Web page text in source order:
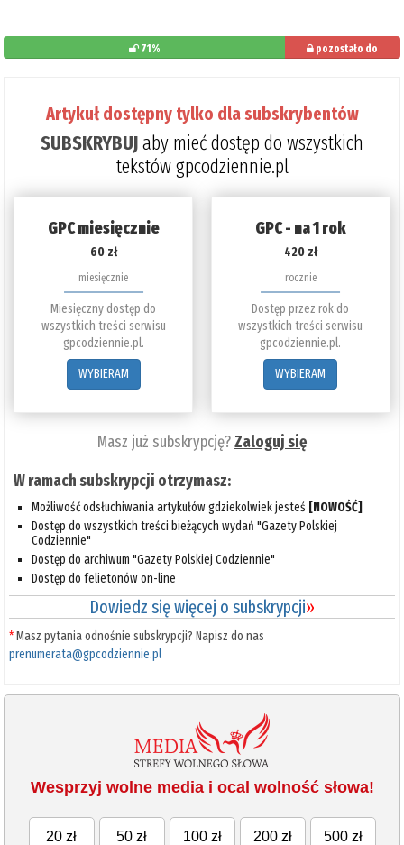
71%
pozostało do
Artykuł dostępny tylko dla subskrybentów
SUBSKRYBUJaby mieć dostęp do wszystkich
tekstów gpcodziennie.pl
GPC miesięcznie
60 zł
miesięcznie
Miesięczny dostęp do
wszystkich treści serwisu
gpcodziennie.pl.
WYBIERAM
GPC - na 1 rok
420 zł
rocznie
Dostęp przez rok do
wszystkich treści serwisu
gpcodziennie.pl.
WYBIERAM
Masz już subskrypcję?Zaloguj się
W ramach subskrypcji otrzymasz:
Możliwość odsłuchiwania artykułów gdziekolwiek jesteś [NOWOŚĆ]
Dostęp do wszystkich treści bieżących wydań "Gazety Polskiej
Codziennie"
Dostęp do archiwum "Gazety Polskiej Codziennie"
Dostęp do felietonów on-line
Dowiedz się więcej o subskrypcji»
*Masz pytania odnośnie subskrypcji? Napisz do nas
prenumerata@gpcodziennie.pl
Wesprzyj wolne media i ocal wolność słowa!
20 zł 50 zł 100 zł 200 zł 500 zł